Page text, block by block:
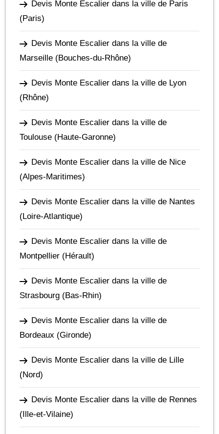
Devis Monte Escalier dans la ville de Paris
(Paris)
Devis Monte Escalier dans la ville de
Marseille (Bouches-du-Rhône)
Devis Monte Escalier dans la ville de Lyon
(Rhône)
Devis Monte Escalier dans la ville de
Toulouse (Haute-Garonne)
Devis Monte Escalier dans la ville de Nice
(Alpes-Maritimes)
Devis Monte Escalier dans la ville de Nantes
(Loire-Atlantique)
Devis Monte Escalier dans la ville de
Montpellier (Hérault)
Devis Monte Escalier dans la ville de
Strasbourg (Bas-Rhin)
Devis Monte Escalier dans la ville de
Bordeaux (Gironde)
Devis Monte Escalier dans la ville de Lille
(Nord)
Devis Monte Escalier dans la ville de Rennes
(Ille-et-Vilaine)